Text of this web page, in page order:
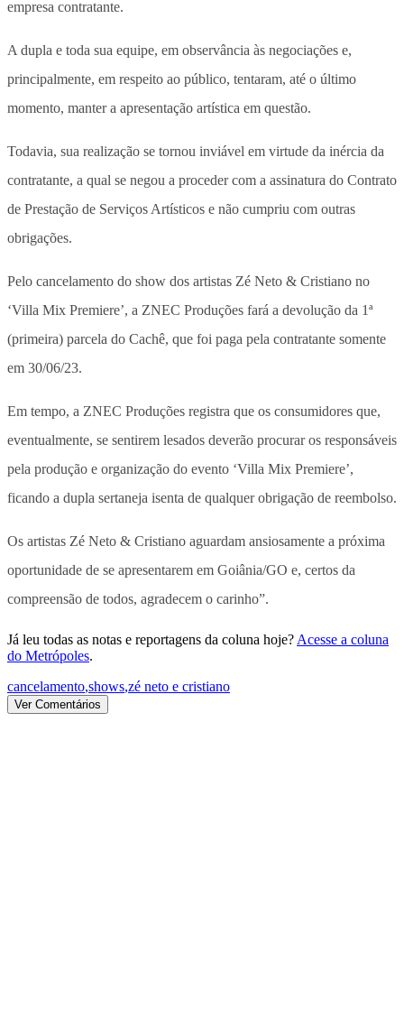
empresa contratante.
A dupla e toda sua equipe, em observância às negociações e,
principalmente, em respeito ao público, tentaram, até o último
momento, manter a apresentação artística em questão.
Todavia, sua realização se tornou inviável em virtude da inércia da
contratante, a qual se negou a proceder com a assinatura do Contrato
de Prestação de Serviços Artísticos e não cumpriu com outras
obrigações.
Pelo cancelamento do show dos artistas Zé Neto & Cristiano no
‘Villa Mix Premiere’, a ZNEC Produções fará a devolução da 1ª
(primeira) parcela do Cachê, que foi paga pela contratante somente
em 30/06/23.
Em tempo, a ZNEC Produções registra que os consumidores que,
eventualmente, se sentirem lesados deverão procurar os responsáveis
pela produção e organização do evento ‘Villa Mix Premiere’,
ficando a dupla sertaneja isenta de qualquer obrigação de reembolso.
Os artistas Zé Neto & Cristiano aguardam ansiosamente a próxima
oportunidade de se apresentarem em Goiânia/GO e, certos da
compreensão de todos, agradecem o carinho”.
Já leu todas as notas e reportagens da coluna hoje? Acesse a coluna
do Metrópoles.
cancelamento,shows,zé neto e cristiano
Ver Comentários